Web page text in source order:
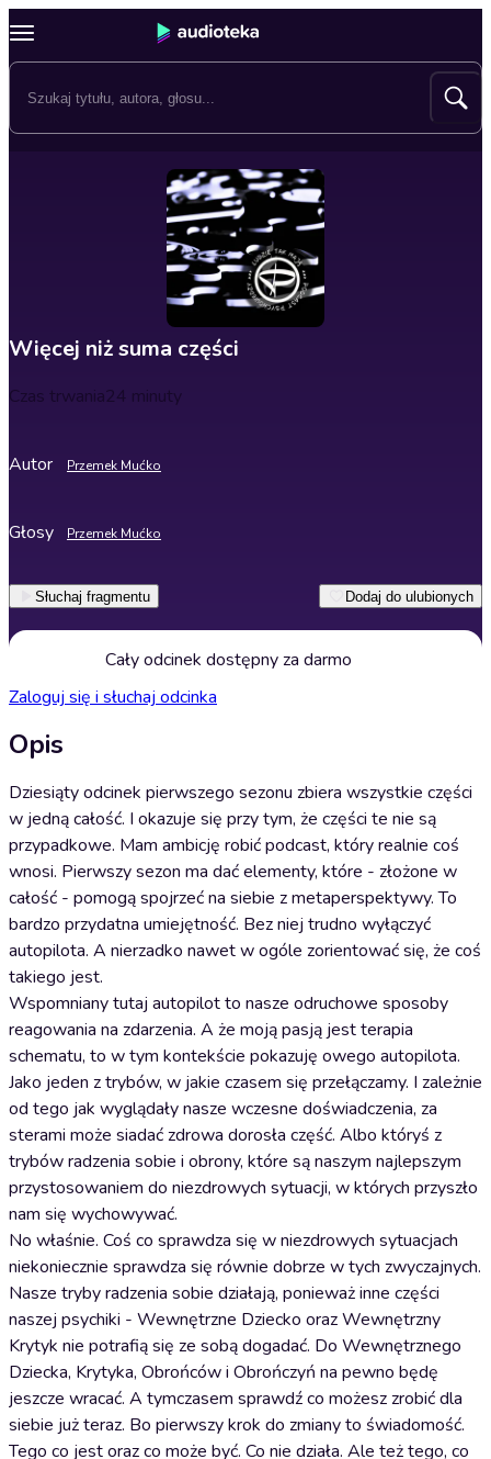
Więcej niż suma części
Czas trwania24 minuty
Autor Przemek Mućko
Głosy Przemek Mućko
Słuchaj fragmentu Dodaj do ulubionych
Cały odcinek dostępny za darmo
Zaloguj się i słuchaj odcinka
Opis
Dziesiąty odcinek pierwszego sezonu zbiera wszystkie części
w jedną całość. I okazuje się przy tym, że części te nie są
przypadkowe. Mam ambicję robić podcast, który realnie coś
wnosi. Pierwszy sezon ma dać elementy, które - złożone w
całość - pomogą spojrzeć na siebie z metaperspektywy. To
bardzo przydatna umiejętność. Bez niej trudno wyłączyć
autopilota. A nierzadko nawet w ogóle zorientować się, że coś
takiego jest.
Wspomniany tutaj autopilot to nasze odruchowe sposoby
reagowania na zdarzenia. A że moją pasją jest terapia
schematu, to w tym kontekście pokazuję owego autopilota.
Jako jeden z trybów, w jakie czasem się przełączamy. I zależnie
od tego jak wyglądały nasze wczesne doświadczenia, za
sterami może siadać zdrowa dorosła część. Albo któryś z
trybów radzenia sobie i obrony, które są naszym najlepszym
przystosowaniem do niezdrowych sytuacji, w których przyszło
nam się wychowywać.
No właśnie. Coś co sprawdza się w niezdrowych sytuacjach
niekoniecznie sprawdza się równie dobrze w tych zwyczajnych.
Nasze tryby radzenia sobie działają, ponieważ inne części
naszej psychiki - Wewnętrzne Dziecko oraz Wewnętrzny
Krytyk nie potrafią się ze sobą dogadać. Do Wewnętrznego
Dziecka, Krytyka, Obrońców i Obrończyń na pewno będę
jeszcze wracać. A tymczasem sprawdź co możesz zrobić dla
siebie już teraz. Bo pierwszy krok do zmiany to świadomość.
Tego co jest oraz co może być. Co nie działa. Ale też tego, co